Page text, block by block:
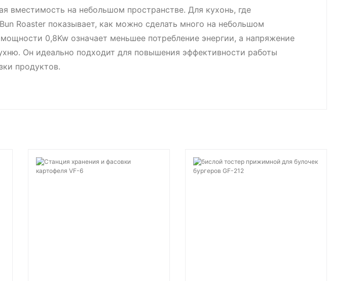
вместимость на небольшом пространстве. Для кухонь, где
Roaster показывает, как можно сделать много на небольшом
0,8Kw означает меньшее потребление энергии, а напряжение
Он идеально подходит для повышения эффективности работы
продуктов.